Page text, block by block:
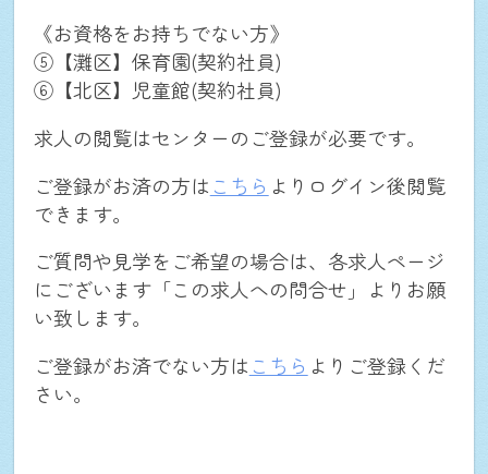
《お資格をお持ちでない方》
⑤【灘区】保育園(契約社員)
⑥【北区】児童館(契約社員)
求人の閲覧はセンターのご登録が必要です。
ご登録がお済の方は こちら よりログイン後閲覧
できます。
ご質問や見学をご希望の場合は、各求人ページ
にございます「この求人への問合せ」よりお願
い致します。
ご登録がお済でない方は こちら よりご登録くだ
さい。